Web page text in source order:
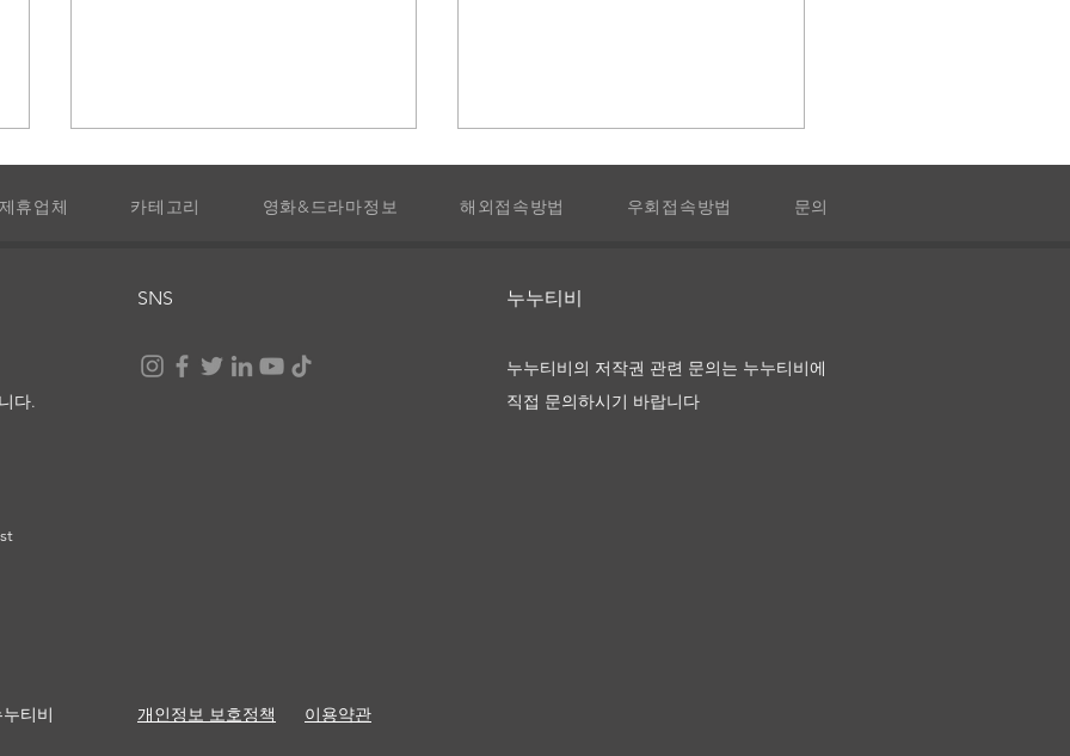
그대 이름은 장미 다시보기 및
정보
휴업체 카테고리 영화&드라마정보 해외접속방법 우회접속방법 문의
다.
SNS ​누누티비
누누티비의 저작권 관련 문의는 누누티비에
직접 문의하시기 바랍니다
티비 ​개인정보 보호정책 이용약관